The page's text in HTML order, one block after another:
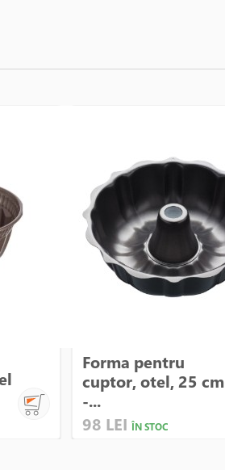
Forma pentru
cuptor, otel, 25 cm
-...
98 LEI ÎN STOC